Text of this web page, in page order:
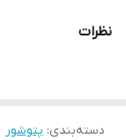
نظرات
دسته‌بندی: پتوشور